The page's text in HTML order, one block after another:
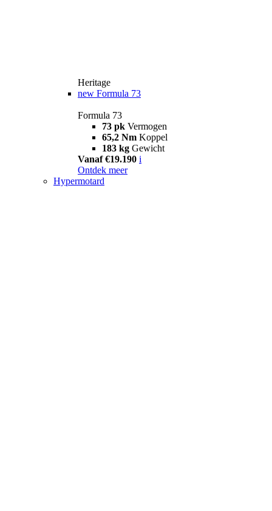
Heritage
new Formula 73
Formula 73
73 pk Vermogen
65,2 Nm Koppel
183 kg Gewicht
Vanaf €19.190 i
Ontdek meer
Hypermotard